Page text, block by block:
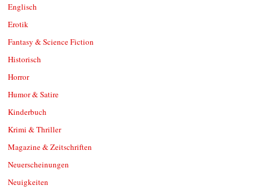
Englisch
Erotik
Fantasy & Science Fiction
Historisch
Horror
Humor & Satire
Kinderbuch
Krimi & Thriller
Magazine & Zeitschriften
Neuerscheinungen
Neuigkeiten